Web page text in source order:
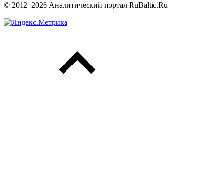
© 2012–2026 Аналитический портал RuBaltic.Ru